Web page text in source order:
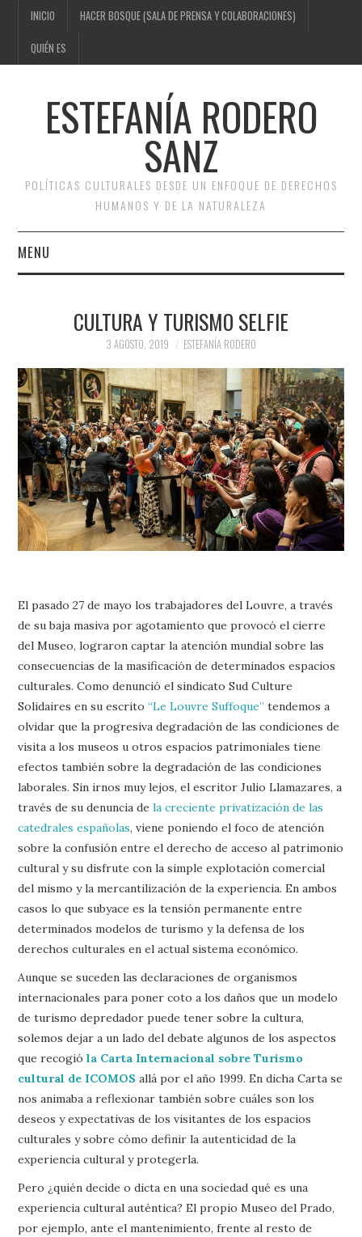
INICIO HACER BOSQUE (SALA DE PRENSA Y COLABORACIONES)
QUIÉN ES
ESTEFANÍA RODERO
SANZ
POLÍTICAS CULTURALES DESDE UN ENFOQUE DE DERECHOS
HUMANOS Y DE LA NATURALEZA
MENU
HACER BOSQUE (SALA DE
PRENSA Y
COLABORACIONES)
QUIÉN ES
CULTURA Y TURISMO SELFIE
3 AGOSTO, 2019 ESTEFANÍA RODERO
El pasado 27 de mayo los trabajadores del Louvre, a través
de su baja masiva por agotamiento que provocó el cierre
del Museo, lograron captar la atención mundial sobre las
consecuencias de la masificación de determinados espacios
culturales. Como denunció el sindicato Sud Culture
Solidaires en su escrito “Le Louvre Suffoque” tendemos a
olvidar que la progresiva degradación de las condiciones de
visita a los museos u otros espacios patrimoniales tiene
efectos también sobre la degradación de las condiciones
laborales. Sin irnos muy lejos, el escritor Julio Llamazares, a
través de su denuncia dela creciente privatización de las
catedrales españolas, viene poniendo el foco de atención
sobre la confusión entre el derecho de acceso al patrimonio
cultural y su disfrute con la simple explotación comercial
del mismo y la mercantilización de la experiencia. En ambos
casos lo que subyace es la tensión permanente entre
determinados modelos de turismo y la defensa de los
derechos culturales en el actual sistema económico.
Aunque se suceden las declaraciones de organismos
internacionales para poner coto a los daños que un modelo
de turismo depredador puede tener sobre la cultura,
solemos dejar a un lado del debate algunos de los aspectos
que recogió la Carta Internacional sobre Turismo
cultural de ICOMOS allá por el año 1999. En dicha Carta se
nos animaba a reflexionar también sobre cuáles son los
deseos y expectativas de los visitantes de los espacios
culturales y sobre cómo definir la autenticidad de la
experiencia cultural y protegerla.
Pero ¿quién decide o dicta en una sociedad qué es una
experiencia cultural auténtica? El propio Museo del Prado,
por ejemplo, ante el mantenimiento, frente al resto de